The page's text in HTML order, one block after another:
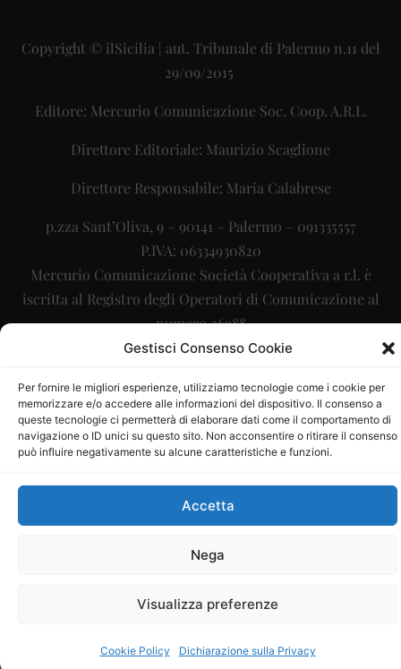
Gestisci Consenso Cookie
Per fornire le migliori esperienze, utilizziamo tecnologie come i cookie per
memorizzare e/o accedere alle informazioni del dispositivo. Il consenso a
queste tecnologie ci permetterà di elaborare dati come il comportamento di
navigazione o ID unici su questo sito. Non acconsentire o ritirare il consenso
può influire negativamente su alcune caratteristiche e funzioni.
Accetta
Nega
Visualizza preferenze
Cookie Policy Dichiarazione sulla Privacy
Copyright © ilSicilia | aut. Tribunale di Palermo n.11 del
29/09/2015
Editore: Mercurio Comunicazione Soc. Coop. A.R.L.
Direttore Editoriale: Maurizio Scaglione
Direttore Responsabile: Maria Calabrese
p.zza Sant’Oliva, 9 – 90141 – Palermo – 091335557
P.IVA: 06334930820
Mercurio Comunicazione Società Cooperativa a r.l. è
iscritta al Registro degli Operatori di Comunicazione al
numero 26988